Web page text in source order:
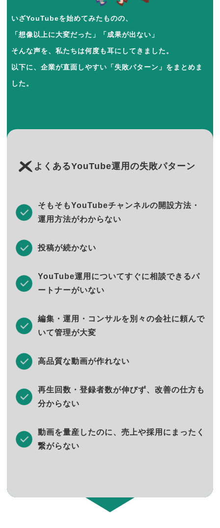
いざYouTubeを始めてみたものの、
「想像以上に大変だった」「成果が出ない」
そんな声を、私たちは何度も耳にしてきました。
以下に、企業が直面しやすい「失敗パターン」をまとめま
した。
よくあるYouTube運用の失敗パターン
そもそもYouTubeチャンネルの開設方法・
運用方法がわからない
投稿が続かない
YouTube運用についてすぐに相談できるパ
ートナーがいない
編集・運用・コンサルを別々の会社に頼んで
いて管理が大変
高品質な動画が作れない
再生回数・登録者数が伸びず、改善の仕方も
分からない
動画を量産したのに、売上や採用にまったく
繋がらない